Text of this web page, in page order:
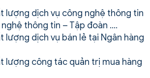
lượng dịch vụ công nghệ thông tin
thông tin – Tập đoàn ….
lượng dịch vụ bán lẻ tại Ngân hàng
lượng công tác quản trị mua hàng